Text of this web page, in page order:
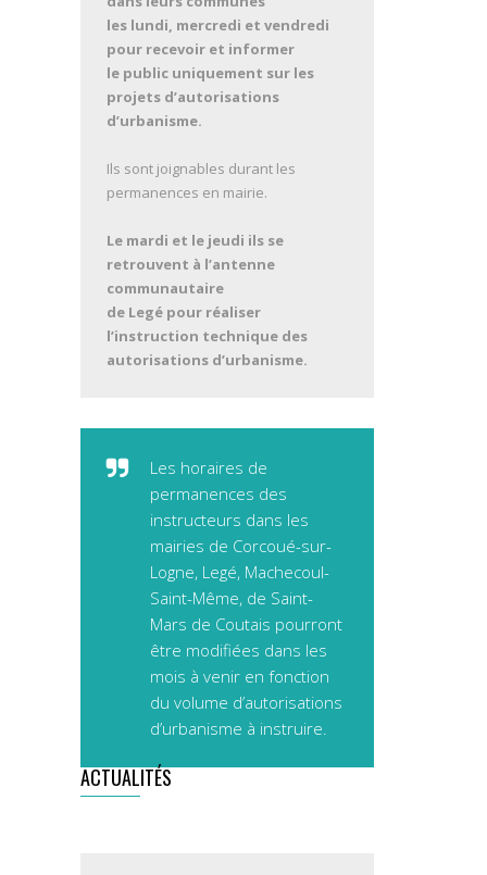
les lundi, mercredi et vendredi
pour recevoir et informer
le public uniquement sur les
projets d’autorisations
d’urbanisme.
Ils sont joignables durant les
permanences en mairie.
Le mardi et le jeudi ils se
retrouvent à l’antenne
communautaire
de Legé pour réaliser
l’instruction technique des
autorisations d’urbanisme.
Les horaires de
permanences des
instructeurs dans les
mairies de Corcoué-sur-
Logne, Legé, Machecoul-
Saint-Même, de Saint-
Mars de Coutais pourront
être modifiées dans les
mois à venir en fonction
du volume d’autorisations
d’urbanisme à instruire.
ACTUALITÉS